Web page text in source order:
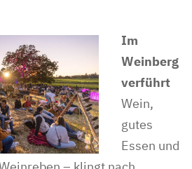
Im
Weinberg
verführt
Wein,
gutes
Essen und